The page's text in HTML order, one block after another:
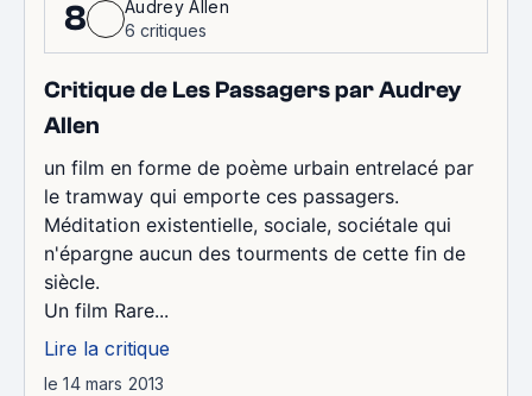
8
Audrey Allen
6 critiques
Critique de Les Passagers par Audrey
Allen
un film en forme de poème urbain entrelacé par
le tramway qui emporte ces passagers.
Méditation existentielle, sociale, sociétale qui
n'épargne aucun des tourments de cette fin de
siècle.
Un film Rare...
Lire la critique
le 14 mars 2013